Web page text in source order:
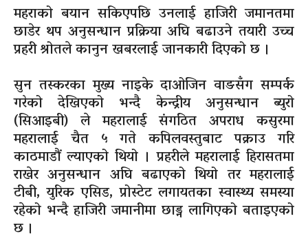
महराको बयान सकिएपछि उनलाई हाजिरी जमानतमा
छाडेर थप अनुसन्धान प्रक्रिया अघि बढाउने तयारी उच्च
प्रहरी श्रोतले कानुन खबरलाई जानकारी दिएको छ ।
सुन तस्‍करका मुख्य नाइके दाओजिन वाङसँग सम्पर्क
गरेको देखिएको भन्दै केन्द्रीय अनुसन्धान ब्युरो
(सिआइबी) ले महरालाई संगठित अपराध कसुरमा
महरालाई चैत ५ गते कपिलवस्तुबाट पक्राउ गरि
काठमाडौं ल्याएको थियो । प्रहरीले महरालाई हिरासतमा
राखेर अनुसन्धान अघि बढाएको थियो तर महरालाई
टीबी, युरिक एसिड, प्रोस्टेट लगायतका स्वास्थ्य समस्या
रहेको भन्दै हाजिरी जमानीमा छाड्न लागिएको बताइएको
छ ।